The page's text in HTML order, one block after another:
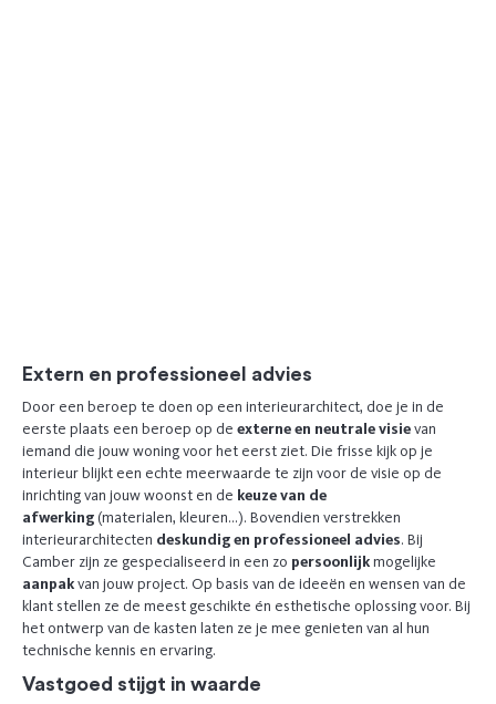
Extern en professioneel advies
Door een beroep te doen op een interieurarchitect, doe je in de
eerste plaats een beroep op de externe en neutrale visievan
iemand die jouw woning voor het eerst ziet. Die frisse kijk op je
interieur blijkt een echte meerwaarde te zijn voor de visie op de
inrichting van jouw woonst en de keuze van de
afwerking(materialen, kleuren…). Bovendien verstrekken
interieurarchitecten deskundig en professioneel advies. Bij
Camber zijn ze gespecialiseerd in een zo persoonlijkmogelijke
aanpakvan jouw project. Op basis van de ideeën en wensen van de
klant stellen ze de meest geschikte én esthetische oplossing voor. Bij
het ontwerp van de kasten laten ze je mee genieten van al hun
technische kennis en ervaring.
Vastgoed stijgt in waarde